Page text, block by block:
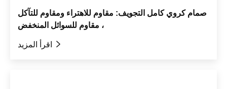
صمام كروي كامل التجويف: مقاوم للاهتراء ومقاوم للتآكل
، مقاوم للسوائل المنخفض
